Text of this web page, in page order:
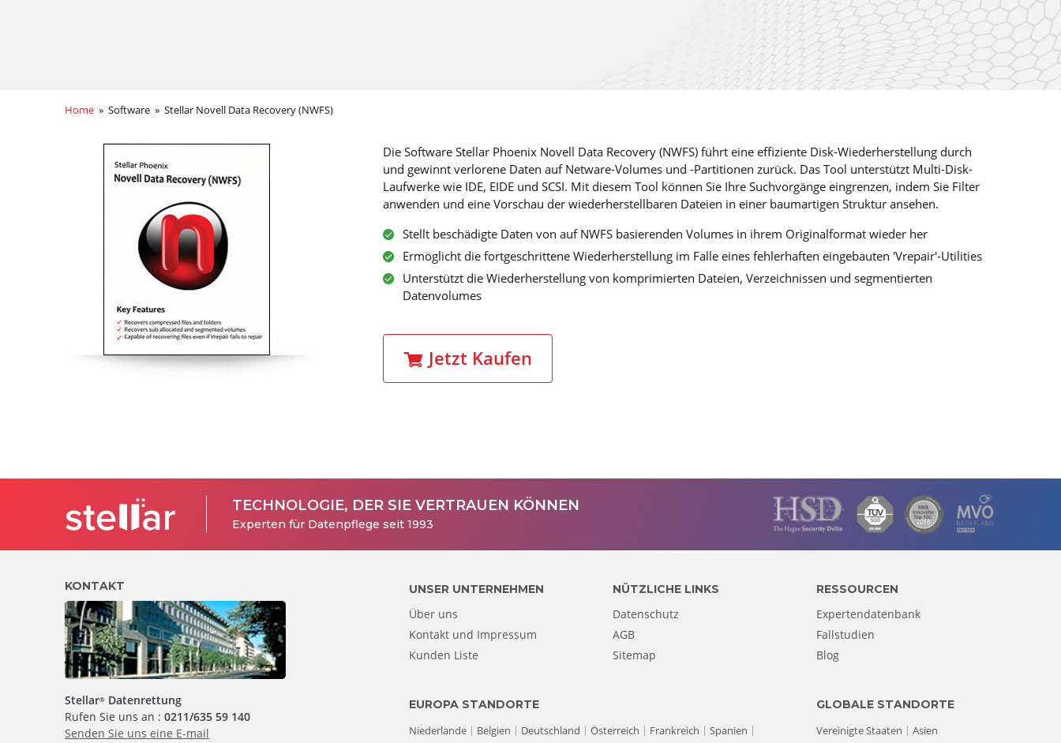
Home » Software » Stellar Novell Data Recovery (NWFS)
Die Software Stellar Phoenix Novell Data Recovery (NWFS) führt eine effiziente Disk-Wiederherstellung durch
und gewinnt verlorene Daten auf Netware-Volumes und -Partitionen zurück. Das Tool unterstützt Multi-Disk-
Laufwerke wie IDE, EIDE und SCSI. Mit diesem Tool können Sie Ihre Suchvorgänge eingrenzen, indem Sie Filter
anwenden und eine Vorschau der wiederherstellbaren Dateien in einer baumartigen Struktur ansehen.
Stellt beschädigte Daten von auf NWFS basierenden Volumes in ihrem Originalformat wieder her
Ermöglicht die fortgeschrittene Wiederherstellung im Falle eines fehlerhaften eingebauten 'Vrepair'-Utilities
Unterstützt die Wiederherstellung von komprimierten Dateien, Verzeichnissen und segmentierten
Datenvolumes
Jetzt Kaufen
TECHNOLOGIE, DER SIE VERTRAUEN KÖNNEN
Experten für Datenpflege seit 1993
KONTAKT
Stellar® Datenrettung
Rufen Sie uns an :0211/635 59 140
Senden Sie uns eine E-mail
UNSER UNTERNEHMEN
Über uns
Kontakt und Impressum
Kunden Liste
NÜTZLICHE LINKS
Datenschutz
AGB
Sitemap
RESSOURCEN
Expertendatenbank
Fallstudien
Blog
EUROPA STANDORTE
Niederlande
Belgien Deutschland Österreich Frankreich
Spanien
GLOBALE STANDORTE
Vereinigte Staaten
Asien